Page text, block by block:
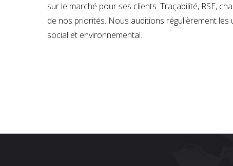
sur le marché pour ses clients. Traçabilité, RSE,
de nos priorités. Nous auditions régulièrement les
social et environnemental.